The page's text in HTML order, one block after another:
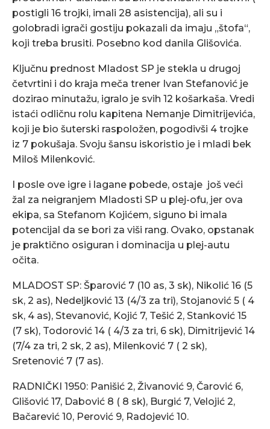
postigli 16 trojki, imali 28 asistencija), ali su i
golobradi igrači gostiju pokazali da imaju „štofa“,
koji treba brusiti. Posebno kod danila Glišovića.
Ključnu prednost Mladost SP je stekla u drugoj
četvrtini i do kraja meča trener Ivan Stefanović je
dozirao minutažu, igralo je svih 12 košarkaša. Vredi
istaći odličnu rolu kapitena Nemanje Dimitrijevića,
koji je bio šuterski raspoložen, pogodivši 4 trojke
iz 7 pokušaja. Svoju šansu iskoristio je i mladi bek
Miloš Milenković.
I posle ove igre i lagane pobede, ostaje još veći
žal za neigranjem Mladosti SP u plej-ofu, jer ova
ekipa, sa Stefanom Kojićem, siguno bi imala
potencijal da se bori za viši rang. Ovako, opstanak
je praktično osiguran i dominacija u plej-autu
očita.
MLADOST SP: Šparović 7 (10 as, 3 sk), Nikolić 16 (5
sk, 2 as), Nedeljković 13 (4/3 za tri), Stojanović 5 ( 4
sk, 4 as), Stevanović, Kojić 7, Tešić 2, Stanković 15
(7 sk), Todorović 14 ( 4/3 za tri, 6 sk), Dimitrijević 14
(7/4 za tri, 2 sk, 2 as), Milenković 7 ( 2 sk),
Sretenović 7 (7 as).
RADNIČKI 1950: Panišić 2, Živanović 9, Čarović 6,
Glišović 17, Dabović 8 ( 8 sk), Burgić 7, Velojić 2,
Bačarević 10, Perović 9, Radojević 10.